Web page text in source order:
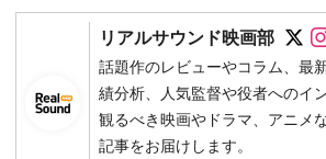
リアルサウンド映画部
話題作のレビューやコラム、最
績分析、人気監督や役者へのイ
観るべき映画やドラマ、アニメ
記事をお届けします。